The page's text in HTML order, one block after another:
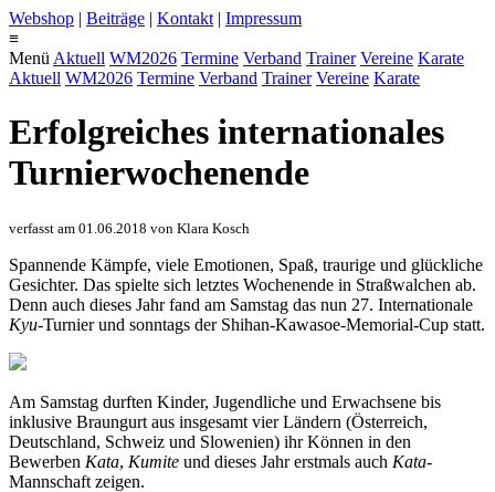
Webshop | Beiträge | Kontakt | Impressum
≡
Menü Aktuell WM2026 Termine Verband Trainer Vereine Karate
Aktuell WM2026 Termine Verband Trainer Vereine Karate
Erfolgreiches internationales
Turnierwochenende
verfasst am 01.06.2018 von Klara Kosch
Spannende Kämpfe, viele Emotionen, Spaß, traurige und glückliche
Gesichter. Das spielte sich letztes Wochenende in Straßwalchen ab.
Denn auch dieses Jahr fand am Samstag das nun 27. Internationale
Kyu-Turnier und sonntags der Shihan-Kawasoe-Memorial-Cup statt.
Am Samstag durften Kinder, Jugendliche und Erwachsene bis
inklusive Braungurt aus insgesamt vier Ländern (Österreich,
Deutschland, Schweiz und Slowenien) ihr Können in den
Bewerben Kata, Kumite und dieses Jahr erstmals auch Kata-
Mannschaft zeigen.